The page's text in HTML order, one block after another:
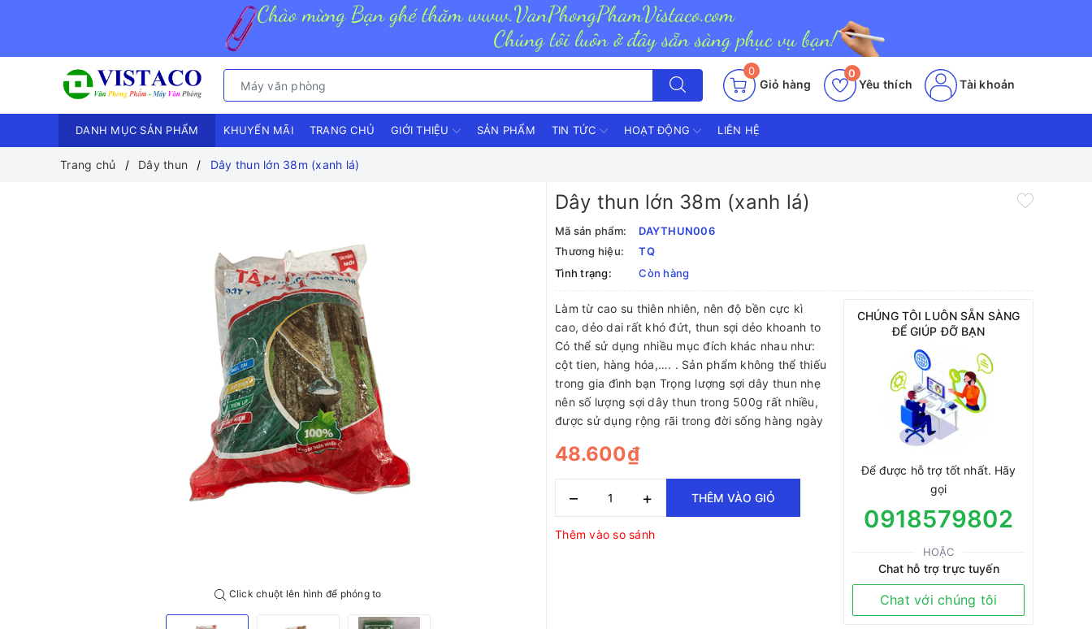
0
Giỏ hàng Yêu thích
0
Tài khoản
DANH MỤC SẢN PHẨM KHUYẾN MÃI TRANG CHỦ GIỚI THIỆU SẢN PHẨM TIN TỨC HOẠT ĐỘNG LIÊN HỆ
Trang chủ Dây thun Dây thun lớn 38m (xanh lá)
Click chuột lên hình để phóng to
Dây thun lớn 38m (xanh lá)
Mã sản phẩm:
DAYTHUN006
Thương hiệu:
TQ
Tình trạng:
Còn hàng
Làm từ cao su thiên nhiên, nên độ bền cực kì
cao, dẻo dai rất khó đứt, thun sợi dẻo khoanh to
Có thể sử dụng nhiều mục đích khác nhau như:
cột tien, hàng hóa,…. . Sản phẩm không thể thiếu
trong gia đình bạn Trọng lượng sợi dây thun nhẹ
nên số lượng sợi dây thun trong 500g rất nhiều,
được sử dụng rộng rãi trong đời sống hàng ngày
48.600₫
– + THÊM VÀO GIỎ
Thêm vào so sánh
CHÚNG TÔI LUÔN SẴN SÀNG
ĐỂ GIÚP ĐỠ BẠN
Để được hỗ trợ tốt nhất. Hãy
gọi
0918579802
HOẶC
Chat hỗ trợ trực tuyến
Chat với chúng tôi